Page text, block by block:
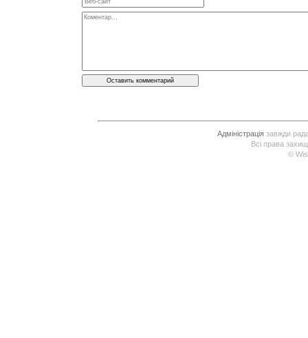
Адміністраціязавжди рада
Всі права
©